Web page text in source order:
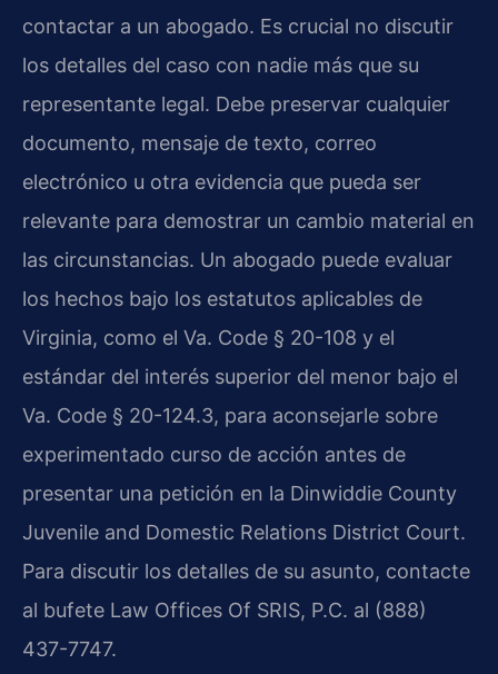
contactar a un abogado. Es crucial no discutir
los detalles del caso con nadie más que su
representante legal. Debe preservar cualquier
documento, mensaje de texto, correo
electrónico u otra evidencia que pueda ser
relevante para demostrar un cambio material en
las circunstancias. Un abogado puede evaluar
los hechos bajo los estatutos aplicables de
Virginia, como el Va. Code § 20-108 y el
estándar del interés superior del menor bajo el
Va. Code § 20-124.3, para aconsejarle sobre
experimentado curso de acción antes de
presentar una petición en la Dinwiddie County
Juvenile and Domestic Relations District Court.
Para discutir los detalles de su asunto, contacte
al bufete Law Offices Of SRIS, P.C. al (888)
437-7747.